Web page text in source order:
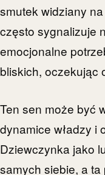
smutek widziany
często sygnalizuje
emocjonalne
bliskich, oczekując
Ten sen może być
dynamice władzy i
Dziewczynka jako
samych siebie, a